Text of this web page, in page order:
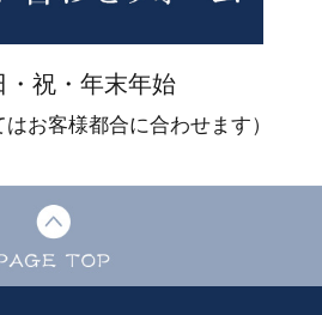
・祝・年末年始
はお客様都合に合わせます）